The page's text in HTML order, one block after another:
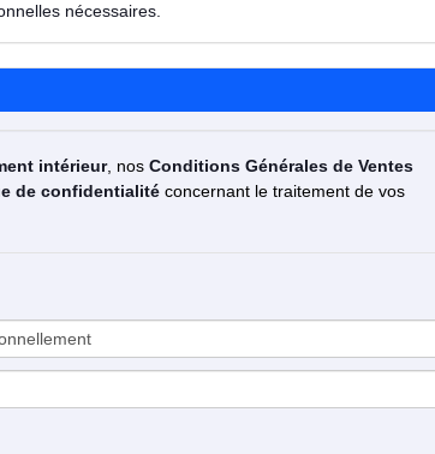
nécessaires.
intérieur, nos Conditions Générales de Ventes
de confidentialité concernant le traitement de vos